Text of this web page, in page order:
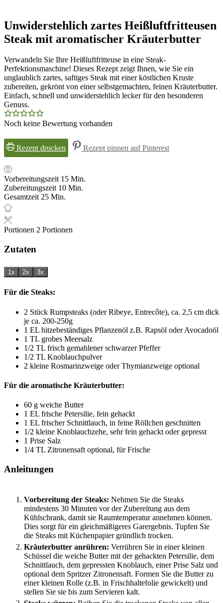
Unwiderstehlich zartes Heißluftfritteusen
Steak mit aromatischer Kräuterbutter
Verwandeln Sie Ihre Heißluftfritteuse in eine Steak-
Perfektionsmaschine! Dieses Rezept zeigt Ihnen, wie Sie ein
unglaublich zartes, saftiges Steak mit einer köstlichen Kruste
zubereiten, gekrönt von einer selbstgemachten, feinen Kräuterbutter.
Einfach, schnell und unwiderstehlich lecker für den besonderen
Genuss.
Noch keine Bewertung vorhanden
Rezept drucken Rezept pinnen auf Pinterest
Vorbereitungszeit 15Minuten
Min.
Zubereitungszeit 10Minuten
Min.
Gesamtzeit25Minuten
Min.
Portionen 2 Portionen
Zutaten
1x 2x 3x
Für die Steaks:
2 Stück Rumpsteaks (oder Ribeye, Entrecôte), ca. 2,5 cm dick
je ca. 200-250g
1 EL hitzebeständiges Pflanzenöl z.B. Rapsöl oder Avocadoöl
1 TL grobes Meersalz
1/2 TL frisch gemahlener schwarzer Pfeffer
1/2 TL Knoblauchpulver
2 kleine Rosmarinzweige oder Thymianzweige optional
Für die aromatische Kräuterbutter:
60 g weiche Butter
1 EL frische Petersilie, fein gehackt
1 EL frischer Schnittlauch, in feine Röllchen geschnitten
1/2 kleine Knoblauchzehe, sehr fein gehackt oder gepresst
1 Prise Salz
1/4 TL Zitronensaft optional, für Frische
Anleitungen
Vorbereitung der Steaks: Nehmen Sie die Steaks
mindestens 30 Minuten vor der Zubereitung aus dem
Kühlschrank, damit sie Raumtemperatur annehmen können.
Dies sorgt für ein gleichmäßigeres Garergebnis. Tupfen Sie
die Steaks mit Küchenpapier gründlich trocken.
Kräuterbutter anrühren: Verrühren Sie in einer kleinen
Schüssel die weiche Butter mit der gehackten Petersilie, dem
Schnittlauch, dem gepressten Knoblauch, einer Prise Salz und
optional dem Spritzer Zitronensaft. Formen Sie die Butter zu
einer kleinen Rolle (z.B. in Frischhaltefolie gewickelt) und
stellen Sie sie bis zum Servieren kalt.